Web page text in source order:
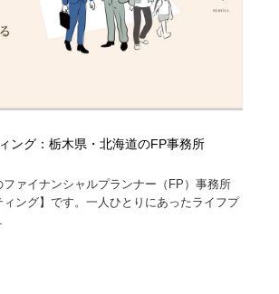
ング：栃木県・北海道のFP事務所
ァイナンシャルプランナー（FP）事務所
ィング】です。一人ひとりにあったライフプ